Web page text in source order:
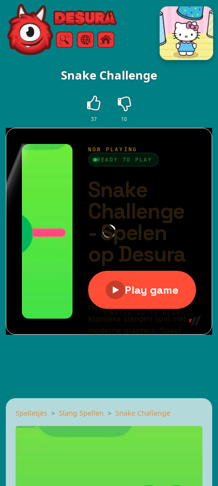
Free Online Games
ZoekenMenu
Snake Challenge
37 10
Spelletjes Slang Spellen Snake Challenge